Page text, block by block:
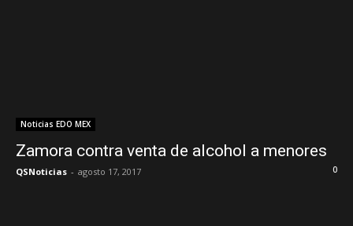
Noticias EDO MEX
Zamora contra venta de alcohol a menores
QSNoticias - agosto 17, 2017 0